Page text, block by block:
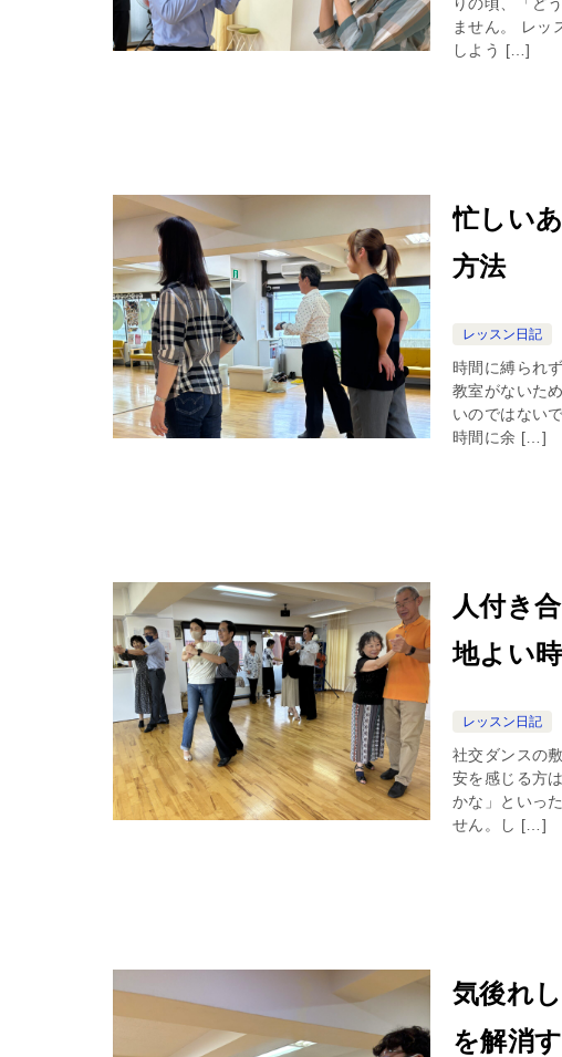
ません。 レッ
しよう […]
忙しい
方法
レッスン日記
時間に縛られ
教室がないた
いのではない
時間に余 […]
人付き
地よい
レッスン日記
社交ダンスの
安を感じる方
かな」といっ
せん。し […]
気後れ
を解消